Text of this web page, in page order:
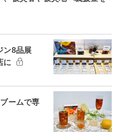
ン8品展
に
ームで専